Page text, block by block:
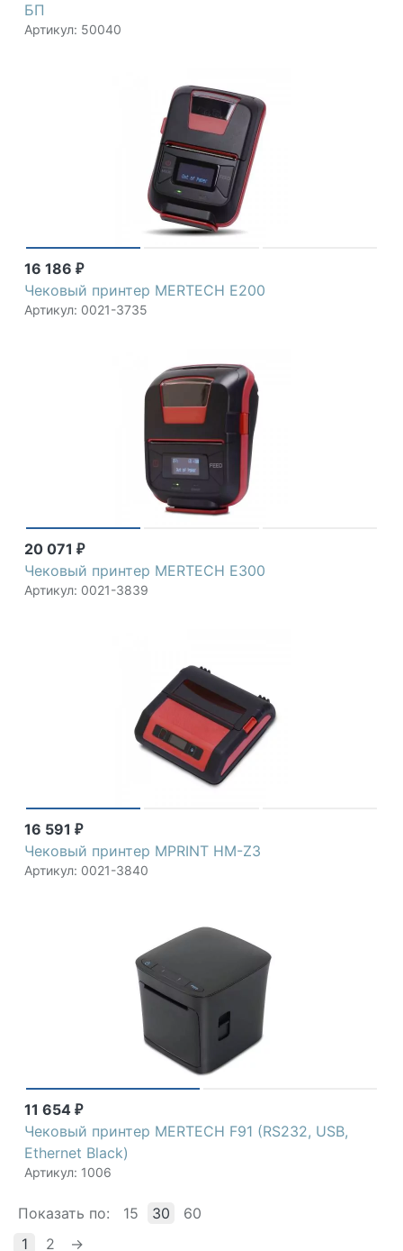
БП
Артикул: 50040
16 186 ₽
Чековый принтер MERTECH E200
Артикул: 0021-3735
20 071 ₽
Чековый принтер MERTECH E300
Артикул: 0021-3839
16 591 ₽
Чековый принтер MPRINT HM-Z3
Артикул: 0021-3840
11 654 ₽
Чековый принтер MERTECH F91 (RS232, USB,
Ethernet Black)
Артикул: 1006
Показать по: 15 30
60
1
2 →